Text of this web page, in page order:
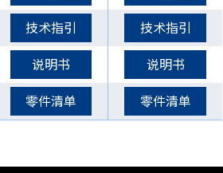
技术指引 技术指引
说明书 说明书
零件清单 零件清单